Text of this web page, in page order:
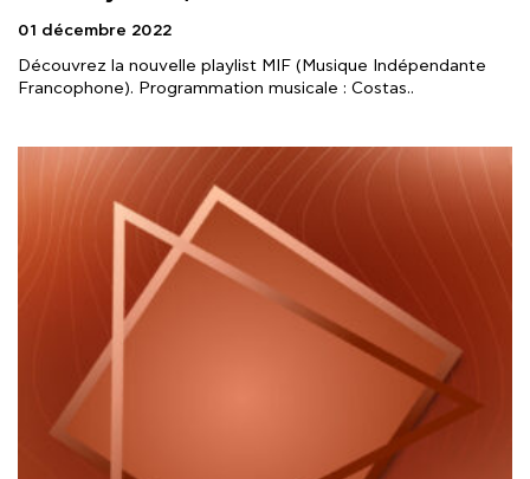
01 décembre 2022
Découvrez la nouvelle playlist MIF (Musique Indépendante
Francophone). Programmation musicale : Costas..